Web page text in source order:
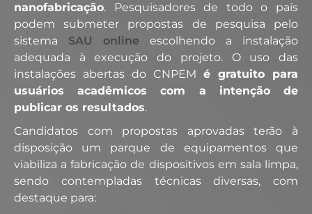
nanofabricação. Pesquisadores de todo o país
podem submeter propostas de pesquisa pelo
sistema SAU online escolhendo a instalação
adequada à execução do projeto. O uso das
instalações abertas do CNPEM é gratuito para
usuários acadêmicos com a intenção de
publicar os resultados.
Candidatos com propostas aprovadas terão à
disposição um parque de equipamentos que
viabiliza a fabricação de dispositivos em sala limpa,
sendo contempladas técnicas diversas, com
destaque para: